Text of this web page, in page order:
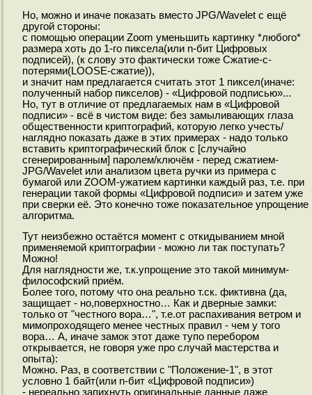
Но, можно и иначе показать вместо JPG/Wavelet с ещё
другой стороны:
с помощью операции Zoom уменьшить картинку *любого*
размера хоть до 1-го пиксела(или n-бит Цифровых
подписей), (к слову это фактически тоже Сжатие-с-
потерями(LOOSE-сжатие)),
и значит нам предлагается считать этот 1 пиксел(иначе:
полученный набор пикселов) - «Цифровой подписью»...
Но, тут в отличие от предлагаемых нам в «Цифровой
подписи» - всё в чистом виде: без замыливающих глаза
общественности криптографий, которую легко учесть/
наглядно показать даже в этих примерах - надо только
вставить криптографический блок с [случайно
сгенерированным] паролем/ключём - перед сжатием-
JPG/Wavelet или анализом цвета ручки из примера с
бумагой или ZOOM-ужатием картинки каждый раз, т.е. при
генерации такой формы «Цифровой подписи» и затем уже
при сверки её. Это конечно тоже показательное упрощение
алгоритма.
Тут неизбежно остаётся момент с откидыванием мной
применяемой криптографии - можно ли так поступать?
Можно!
Для наглядности же, т.к.упрощение это такой минимум-
философский приём.
Более того, потому что она реально т.ск. фиктивна (да,
защищает - но,поверхностно… Как и дверные замки:
только от "честного вора…", т.е.от распахивания ветром и
мимопроходящего менее честных правил - чем у того
вора… А, иначе замок этот даже тупо перебором
открывается, не говоря уже про случай мастерства и
опыта):
Можно. Раз, в соответствии с "Положение-1", в этот
условно 1 байт(или n-бит «Цифровой подписи»)
- нереально запихнуть оригинальные данные даже